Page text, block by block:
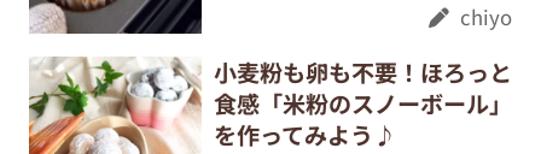
chiyo
小麦粉も卵も不要！ほろっと
食感「米粉のスノーボール」
を作ってみよう♪